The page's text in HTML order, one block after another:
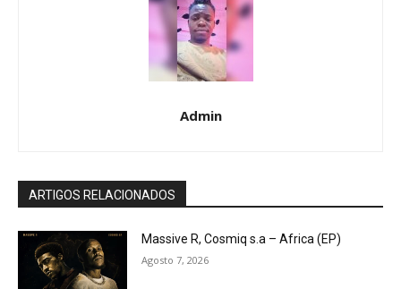
Admin
ARTIGOS RELACIONADOS
Massive R, Cosmiq s.a – Africa (EP)
Agosto 7, 2026